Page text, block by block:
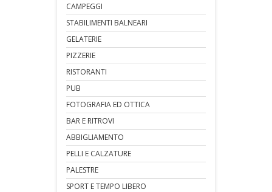
CAMPEGGI
STABILIMENTI BALNEARI
GELATERIE
PIZZERIE
RISTORANTI
PUB
FOTOGRAFIA ED OTTICA
BAR E RITROVI
ABBIGLIAMENTO
PELLI E CALZATURE
PALESTRE
SPORT E TEMPO LIBERO